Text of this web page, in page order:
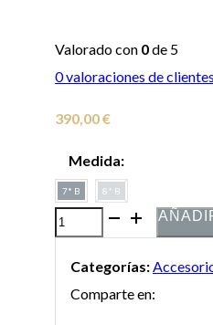
Valorado con 0de 5
0valoraciones de clientes
390,00€
Medida:
7* B 8* B
Boquilla
metálica
saxo
Categorías:
Comparte en: